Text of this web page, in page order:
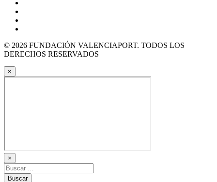
© 2026 FUNDACIÓN VALENCIAPORT. TODOS LOS
DERECHOS RESERVADOS
×
×